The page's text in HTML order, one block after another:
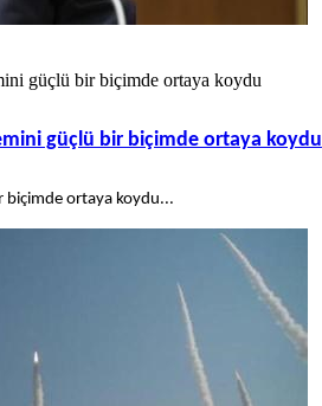
güçlü bir biçimde ortaya koydu
güçlü bir biçimde ortaya koydu
biçimde ortaya koydu...